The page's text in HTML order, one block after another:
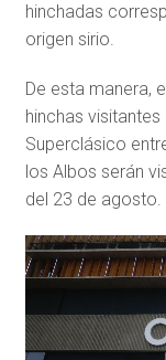
hinchadas
origen sirio.
De esta manera,
hinchas
Superclásico
los Albos serán
del 23 de agosto.